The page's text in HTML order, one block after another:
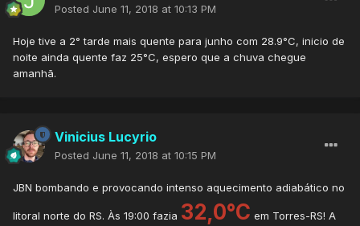
Posted June 11, 2018 at 10:13 PM
Hoje tive a 2° tarde mais quente para junho com 28.9°C, inicio de
noite ainda quente faz 25°C, espero que a chuva chegue
amanhã.
Vinicius Lucyrio
Posted June 11, 2018 at 10:15 PM
JBN bombando e provocando intenso aquecimento adiabático no
litoral norte do RS. Às 19:00 fazia 32,0°C em Torres-RS! A